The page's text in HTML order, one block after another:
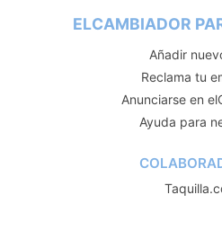
ELCAMBIADOR
Añadir
Reclama tu
Anunciarse en
Ayuda para